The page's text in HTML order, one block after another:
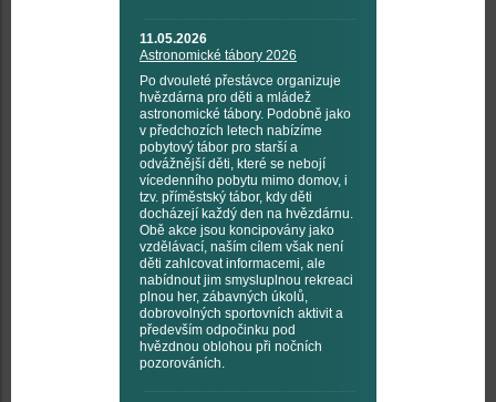
11.05.2026
Astronomické tábory 2026
Po dvouleté přestávce organizuje
hvězdárna pro děti a mládež
astronomické tábory. Podobně jako
v předchozích letech nabízíme
pobytový tábor pro starší a
odvážnější děti, které se nebojí
vícedenního pobytu mimo domov, i
tzv. příměstský tábor, kdy děti
docházejí každý den na hvězdárnu.
Obě akce jsou koncipovány jako
vzdělávací, naším cílem však není
děti zahlcovat informacemi, ale
nabídnout jim smysluplnou rekreaci
plnou her, zábavných úkolů,
dobrovolných sportovních aktivit a
především odpočinku pod
hvězdnou oblohou při nočních
pozorováních.